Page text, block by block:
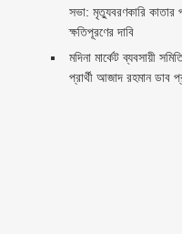
সভা: মৃত্যুবরণকারি কাতার
ক্ষতিপূরণের দাবি
মদিনা মার্কেট ব্যবসায়ী
প্রার্থী আজাদ রহমান ডাব